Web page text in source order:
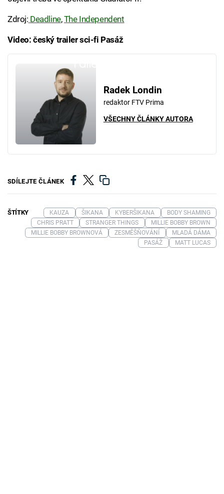
Zdroj: Deadline,The Independent
Video: český trailer sci-fi Pasáž
Radek Londin
redaktor FTV Prima
VŠECHNY ČLÁNKY AUTORA
SDÍLEJTE ČLÁNEK
ŠTÍTKY KAUZA ŠIKANA KYBERŠIKANA
BODY SHAMING
CHRIS PRATT
STRANGER THINGS
MILLIE BOBBY BROWN
MILLIE BOBBY BROWNOVÁ
ZESMĚŠŇOVÁNÍ
MLADÁ DÁMA
PASÁŽ
MATT LUCAS